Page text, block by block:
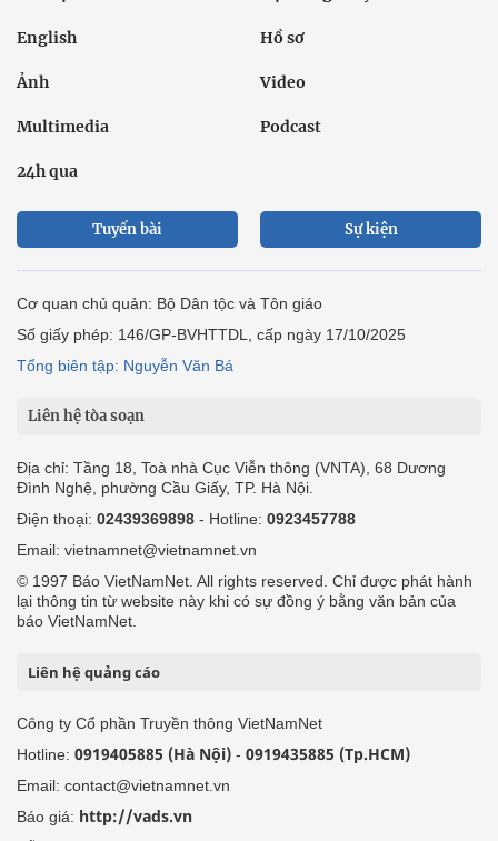
English Hồ sơ
Ảnh Video
Multimedia Podcast
24h qua
Tuyến bài Sự kiện
Cơ quan chủ quản: Bộ Dân tộc và Tôn giáo
Số giấy phép: 146/GP-BVHTTDL, cấp ngày 17/10/2025
Tổng biên tập: Nguyễn Văn Bá
Liên hệ tòa soạn
Địa chỉ: Tầng 18, Toà nhà Cục Viễn thông (VNTA), 68 Dương
Đình Nghệ, phường Cầu Giấy, TP. Hà Nội.
Điện thoại: 02439369898 - Hotline: 0923457788
Email: vietnamnet@vietnamnet.vn
© 1997 Báo VietNamNet. All rights reserved. Chỉ được phát hành
lại thông tin từ website này khi có sự đồng ý bằng văn bản của
báo VietNamNet.
Liên hệ quảng cáo
Công ty Cổ phần Truyền thông VietNamNet
Hotline: 0919405885 (Hà Nội) - 0919435885 (Tp.HCM)
Email: contact@vietnamnet.vn
Báo giá: http://vads.vn